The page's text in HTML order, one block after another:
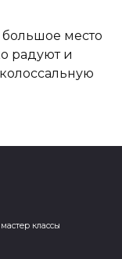
место
радуют и
классы